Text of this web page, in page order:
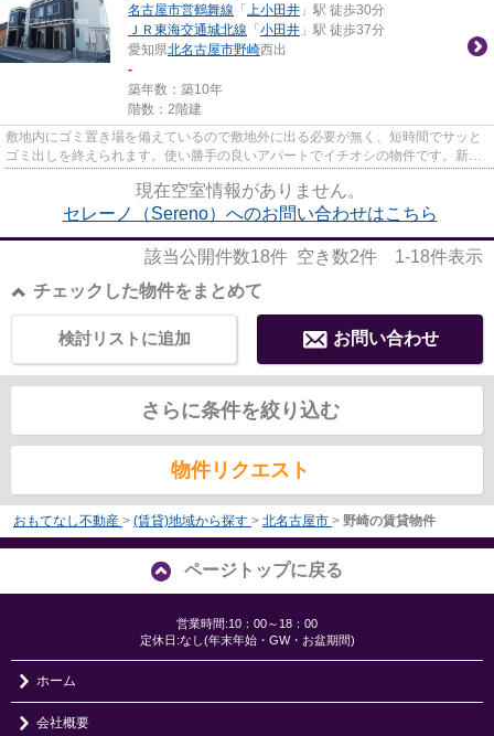
名古屋市営鶴舞線 「 上小田井 」駅 徒歩30分
ＪＲ東海交通城北線 「 小田井 」駅 徒歩37分
愛知県北名古屋市野崎西出
-
築年数：築10年
階数：2階建
敷地内にゴミ置き場を備えているので敷地外に出る必要が無く、短時間でサッと
ゴミ出しを終えられます。使い勝手の良いアパートでイチオシの物件です。新着
現在空室情報がありません。
セレーノ（Sereno）へのお問い合わせはこちら
該当公開件数18件 空き数2件 1-18件表示
チェックした物件をまとめて
お問い合わせ
検討リストに追加
さらに条件を絞り込む
物件リクエスト
おもてなし不動産 > (賃貸)地域から探す > 北名古屋市 > 野崎の賃貸物件
ページトップに戻る
営業時間:10：00～18：00
定休日:なし(年末年始・GW・お盆期間)
ホーム
会社概要